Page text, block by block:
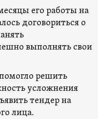
его работы на
договориться о
выполнять свои
решить
усложнения
тендер на
лица.